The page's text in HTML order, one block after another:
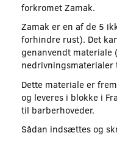
forkromet Zamak.
Zamak er en af de 5
forhindre rust). Det
genanvendt
nedrivningsmaterialer
Dette materiale er
og leveres i blokke i
til barberhoveder.
Sådan indsættes og